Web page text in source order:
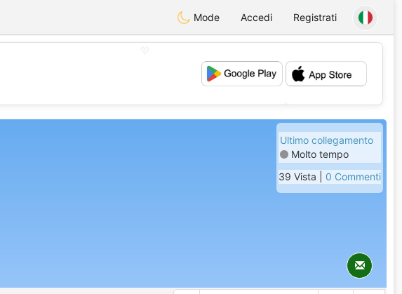
Mode Accedi Registrati
💕
Ultimo collegamento
Molto tempo
39 Vista | 0 Commenti